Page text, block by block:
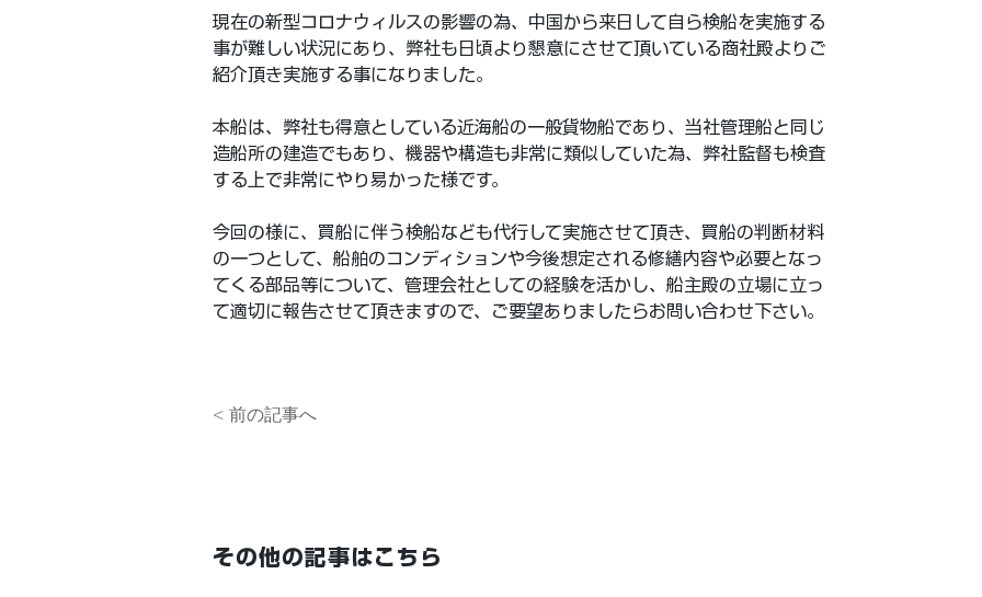
現在の新型コロナウィルスの影響の為、中国から来日して自ら検船を実施する
事が難しい状況にあり、弊社も日頃より懇意にさせて頂いている商社殿よりご
紹介頂き実施する事になりました。
本船は、弊社も得意としている近海船の一般貨物船であり、当社管理船と同じ
造船所の建造でもあり、機器や構造も非常に類似していた為、弊社監督も検査
する上で非常にやり易かった様です。
今回の様に、買船に伴う検船なども代行して実施させて頂き、買船の判断材料
の一つとして、船舶のコンディションや今後想定される修繕内容や必要となっ
てくる部品等について、管理会社としての経験を活かし、船主殿の立場に立っ
て適切に報告させて頂きますので、ご要望ありましたらお問い合わせ下さい。
< 前の記事へ
その他の記事はこちら